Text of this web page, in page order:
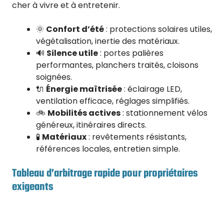
cher à vivre et à entretenir.
🌞 Confort d’été: protections solaires utiles,
végétalisation, inertie des matériaux.
🔊 Silence utile: portes palières
performantes, planchers traités, cloisons
soignées.
🔌 Énergie maîtrisée: éclairage LED,
ventilation efficace, réglages simplifiés.
🚲 Mobilités actives: stationnement vélos
généreux, itinéraires directs.
🧪 Matériaux: revêtements résistants,
références locales, entretien simple.
Tableau d’arbitrage rapide pour propriétaires
exigeants